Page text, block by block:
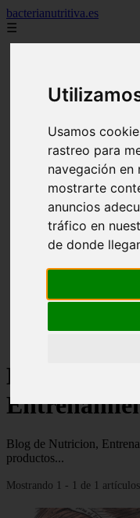
Usamos
rastreo para
navegación en
mostrarte
anuncios
tráfico en
de donde
bacterianutritiva.es
☰
blog
casero
cuanto
cuantos
dieta
ejercicio
engorda
es_es
gluten
hierro
magnesio
mujer
Blog de
Blog de Nutricion,
productos...
Mostrando 1 - 1 de 1 artículos